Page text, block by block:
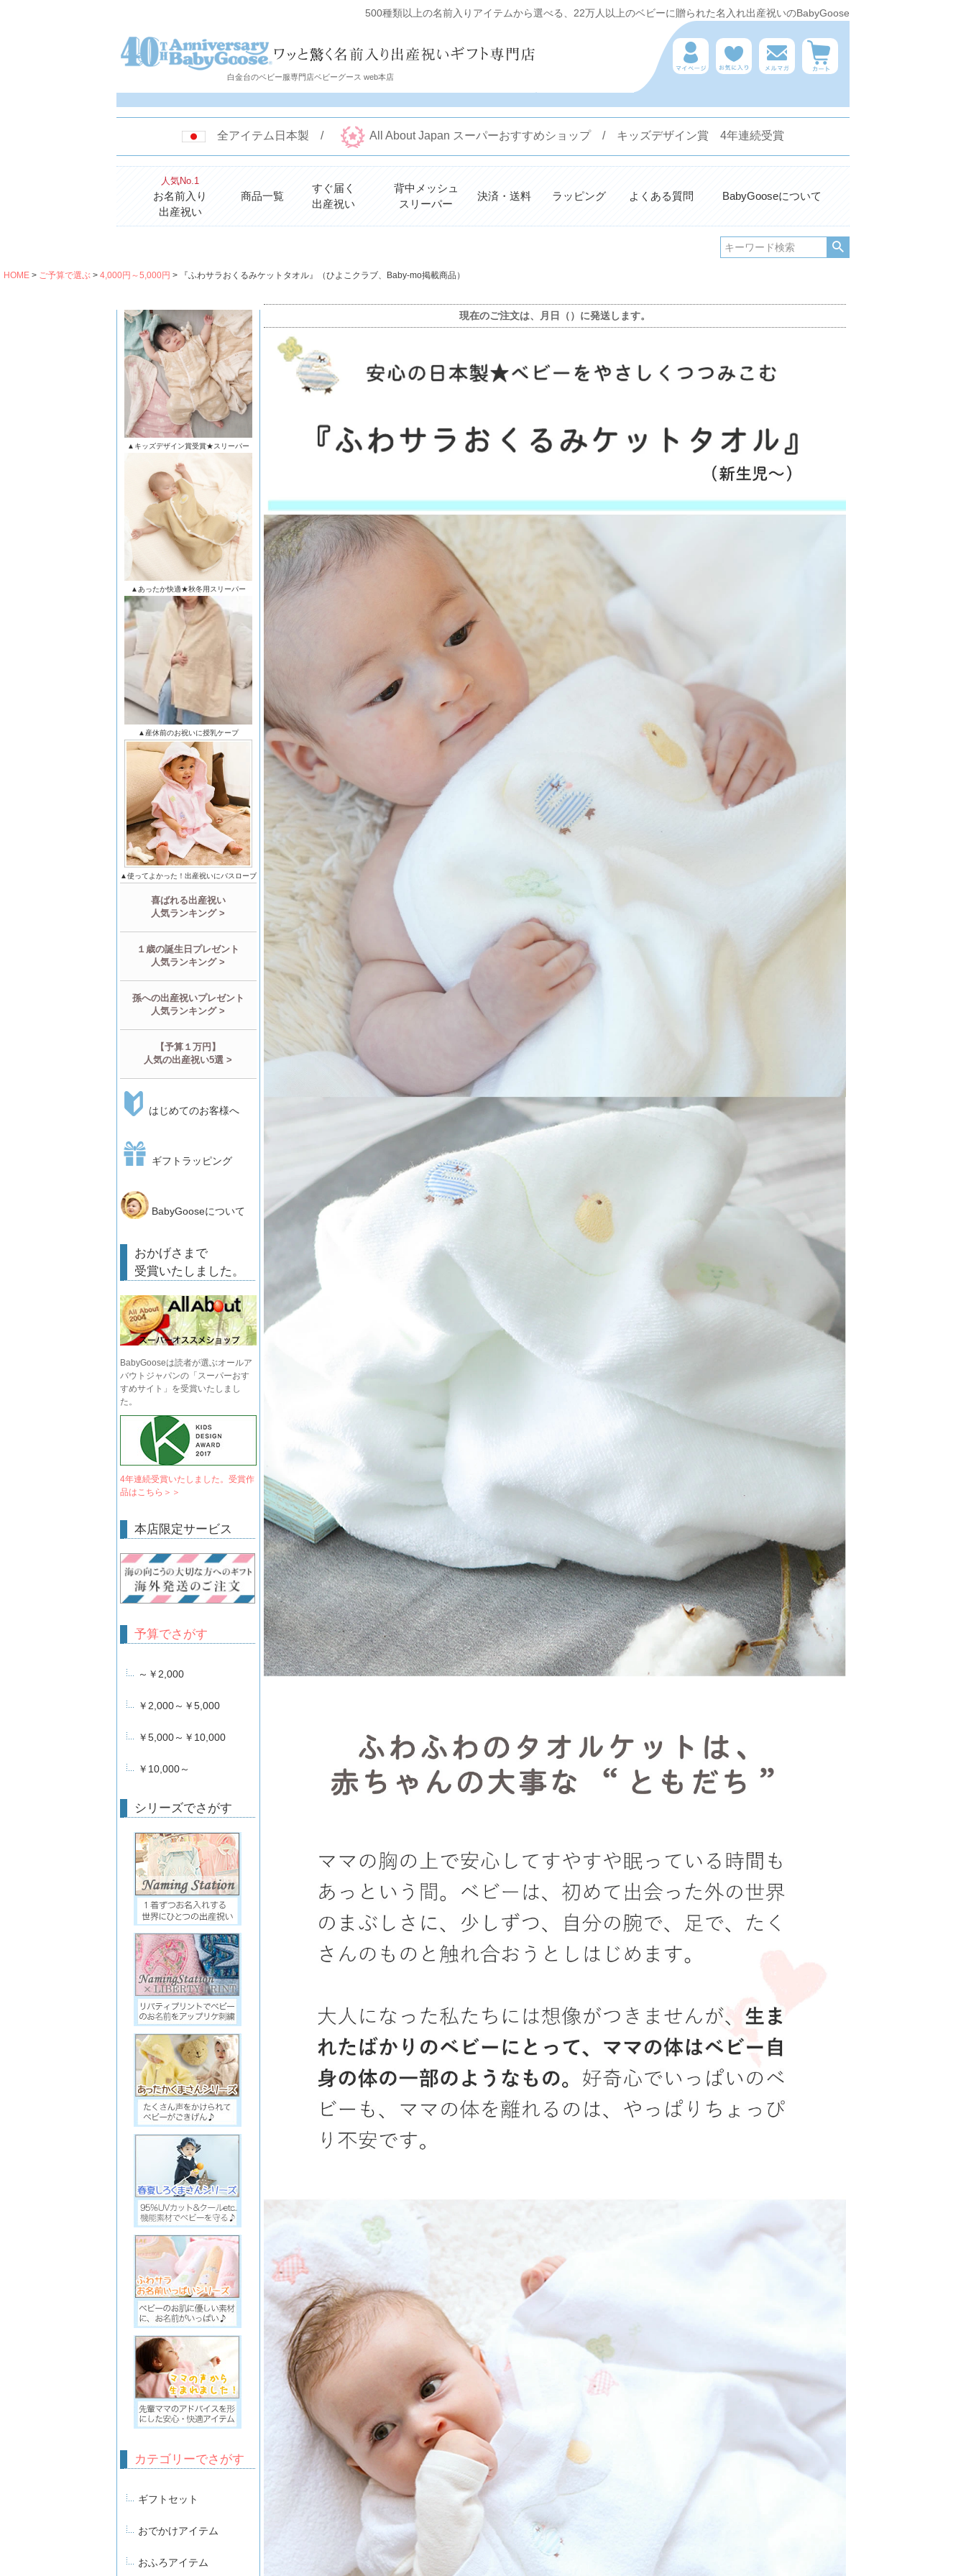
500種類以上の名前入りアイテムから選べる、22万人以上のベビーに贈られた名入れ出産祝いのBabyGoose
白金台のベビー服専門店ベビーグース web本店
全アイテム日本製 / All About Japan スーパーおすすめショップ / キッズデザイン賞 4年連続受賞
人気No.1
お名前入り
出産祝い
商品一覧
すぐ届く
出産祝い
背中メッシュ
スリーパー
決済・送料 ラッピング よくある質問 BabyGooseについて
HOME ご予算で選ぶ 4,000円～5,000円 『ふわサラおくるみケットタオル』（ひよこクラブ、Baby-mo掲載商品）
▲キッズデザイン賞受賞★スリーパー
▲あったか快適★秋冬用スリーパー
▲産休前のお祝いに授乳ケープ
▲使ってよかった！出産祝いにバスローブ
喜ばれる出産祝い
人気ランキング >
１歳の誕生日プレゼント
人気ランキング >
孫への出産祝いプレゼント
人気ランキング >
【予算１万円】
人気の出産祝い5選 >
はじめてのお客様へ
ギフトラッピング
BabyGooseについて
おかげさまで
受賞いたしました。
BabyGooseは読者が選ぶオールア
バウトジャパンの「スーパーおす
すめサイト」を受賞いたしまし
た。
4年連続受賞いたしました。受賞作
品はこちら＞＞
本店限定サービス
予算でさがす
～￥2,000
￥2,000～￥5,000
￥5,000～￥10,000
￥10,000～
シリーズでさがす
カテゴリーでさがす
ギフトセット
おでかけアイテム
おふろアイテム
現在のご注文は、 月 日（）に発送します。